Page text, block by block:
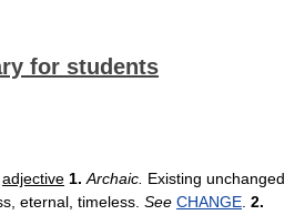
for students
adjective 1. Archaic. Existing unchanged
eternal, timeless. See CHANGE 2.